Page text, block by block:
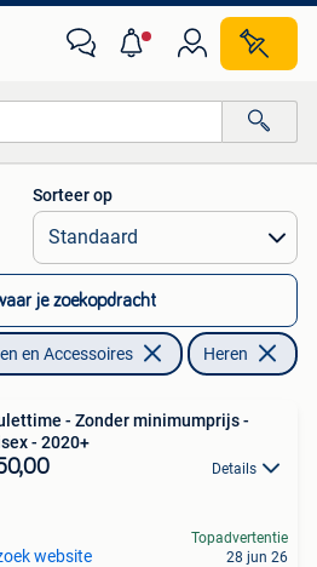
afstanden…
Sorteer op
je zoekopdracht
en Accessoires Heren
- Zonder minimumprijs -
- 2020+
Details
website
Topadvertentie
28 jun 26